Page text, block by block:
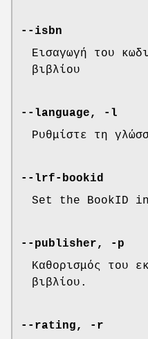
--isbn
Εισαγωγή του
βιβλίου
--language, -l
Ρυθμίστε τη
--lrf-bookid
Set the BookID
--publisher, -p
Καθορισμός του
βιβλίου.
--rating, -r